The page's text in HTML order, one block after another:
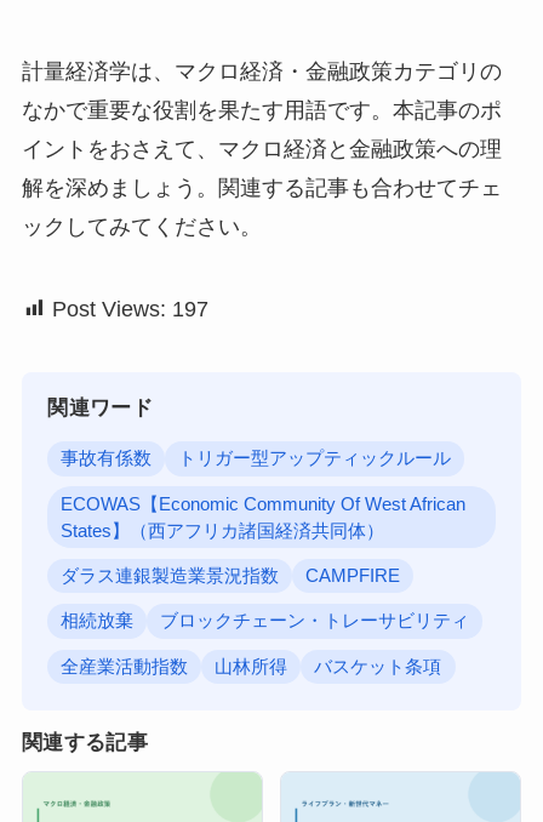
計量経済学は、マクロ経済・金融政策カテゴリの
なかで重要な役割を果たす用語です。本記事のポ
イントをおさえて、マクロ経済と金融政策への理
解を深めましょう。関連する記事も合わせてチェ
ックしてみてください。
Post Views: 197
関連ワード
事故有係数 トリガー型アップティックルール
ECOWAS【Economic Community Of West African
States】（西アフリカ諸国経済共同体）
ダラス連銀製造業景況指数 CAMPFIRE
相続放棄 ブロックチェーン・トレーサビリティ
全産業活動指数 山林所得 バスケット条項
関連する記事